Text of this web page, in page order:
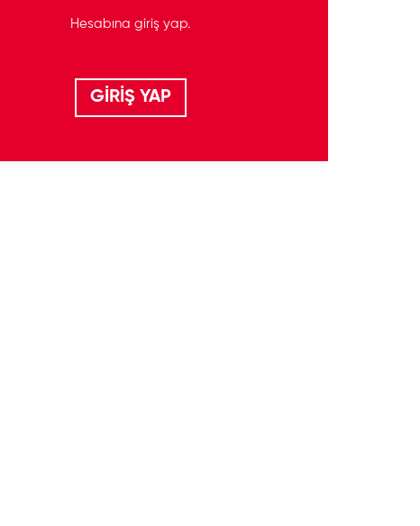
Hesabına giriş yap.
GİRİŞ YAP